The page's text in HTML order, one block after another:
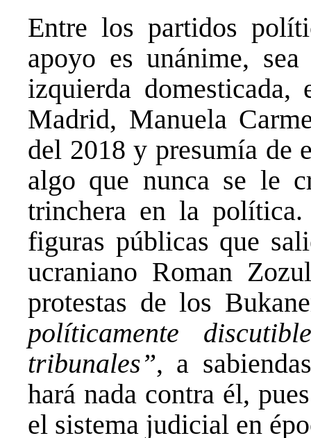
Entre los partidos
apoyo es unánime,
izquierda
Madrid, Manuela
del 2018 y presumía de
algo que nunca se le
trinchera en la
figuras públicas que
ucraniano Roman
protestas de los
políticamente
tribunales”, a
hará nada contra él,
el sistema judicial en